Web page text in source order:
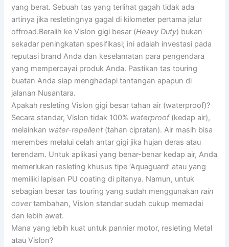
yang berat. Sebuah tas yang terlihat gagah tidak ada
artinya jika resletingnya gagal di kilometer pertama jalur
offroad.Beralih ke Vislon gigi besar (Heavy Duty) bukan
sekadar peningkatan spesifikasi; ini adalah investasi pada
reputasi brand Anda dan keselamatan para pengendara
yang mempercayai produk Anda. Pastikan tas touring
buatan Anda siap menghadapi tantangan apapun di
jalanan Nusantara.
Apakah resleting Vislon gigi besar tahan air (waterproof)?
Secara standar, Vislon tidak 100% waterproof(kedap air),
melainkan water-repellent (tahan cipratan). Air masih bisa
merembes melalui celah antar gigi jika hujan deras atau
terendam. Untuk aplikasi yang benar-benar kedap air, Anda
memerlukan resleting khusus tipe ‘Aquaguard’ atau yang
memiliki lapisan PU coating di pitanya. Namun, untuk
sebagian besar tas touring yang sudah menggunakanrain
covertambahan, Vislon standar sudah cukup memadai
dan lebih awet.
Mana yang lebih kuat untuk pannier motor, resleting Metal
atau Vislon?